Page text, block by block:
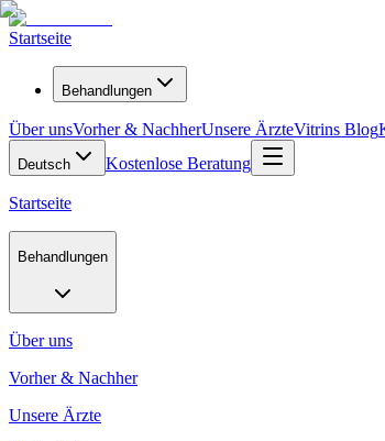
Startseite
Behandlungen
Über unsVorher & NachherUnsere ÄrzteVitrins Blog
Deutsch Kostenlose Beratung
Startseite
Behandlungen
Über uns
Vorher & Nachher
Unsere Ärzte